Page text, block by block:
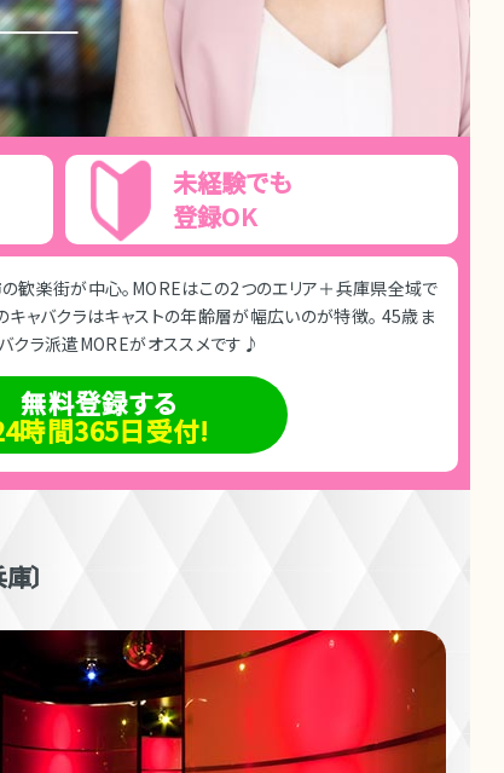
未経験でも
登録OK
歓楽街が中心。MOREはこの2つのエリア＋兵庫県全域で
キャバクラはキャストの年齢層が幅広いのが特徴。 45歳ま
クラ派遣MOREがオススメです♪
無料登録する
時間365日受付!
庫〕